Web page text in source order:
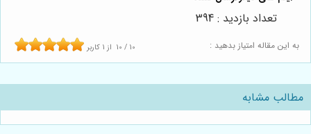
به این مقاله امتیاز بدهید : 10 / 10 از 1 کاربر
تعداد بازدید : 394
مطالب مشابه